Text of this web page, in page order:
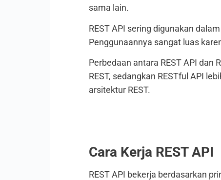
sama lain.
REST API sering digunakan
Penggunaannya sangat luas
Perbedaan antara REST API dan
REST, sedangkan RESTful API
arsitektur REST.
Cara Kerja REST API
REST API bekerja berdasarkan